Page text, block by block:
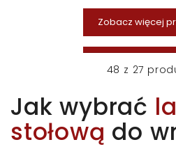
Zobacz więcej
48 z 27
Jak wybrać
stołową do